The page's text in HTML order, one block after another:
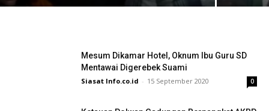
Mesum Dikamar Hotel, Oknum Ibu Guru SD
Mentawai Digerebek Suami
Siasat Info.co.id - 15 September 2020 0